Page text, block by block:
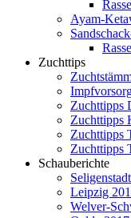
Ayam-
Zuchttips
Zuchttipps
Zuchttipps
Zuchttipps
Zuchttipps
Schauberichte
Leipzig
Welver-